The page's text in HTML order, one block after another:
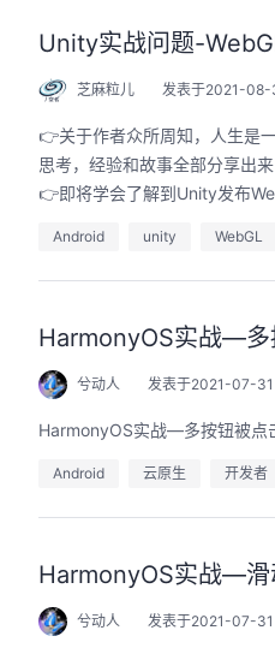
Unity实战问题-
芝麻粒儿 发表于2021-08-
👉关于作者众所周知，人生是
思考，经验和故事全部分享出
👉即将学会了解到Unity发布
Android unity WebGL
HarmonyOS实战—多
兮动人 发表于2021-07-
HarmonyOS实战—多按钮被点
Android 云原生 开发者
HarmonyOS实战—滑
兮动人 发表于2021-07-